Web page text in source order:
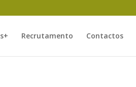
Recrutamento Contactos